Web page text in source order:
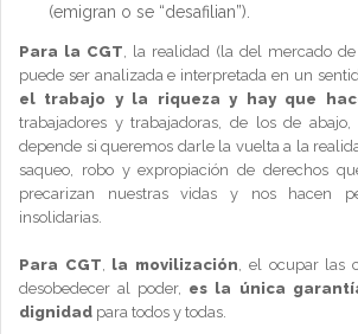
(emigran o se “desafilian”).
Para la CGT , la realidad (la del mercado
puede ser analizada e interpretada en un
el trabajo y la riqueza y hay que
trabajadores y trabajadoras, de los de
depende si queremos darle la vuelta a la
saqueo, robo y expropiación de derechos
precarizan nuestras vidas y nos hacen
insolidarias.
Para CGT la movilización , el ocupar las
desobedecer al poder, es la única
dignidad para todos y todas.